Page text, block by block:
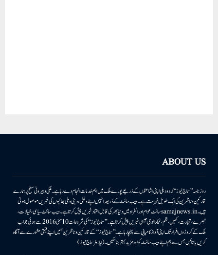
ABOUT US
روزنامہ ’’سماج نیوز‘‘ اُردو دہلی اپنی اشاعتوں کے ذریعے پورے ملک میں اہم خدمات انجام دے رہا ہے۔ ملکی وبیرونی سطح پر ہمارے
قارئین وناظرین کی ایک طویل فہرست ہے۔ ویب سائٹ کے ذریعہ انہیں اپنے وطنی، دینی وملی بھائیوں کی خبریں موصول ہوتی
ہیں۔samajnews.inسائٹ عوام اور انفراد میں دنیا بھر کی قابل اعتماد خبریں پیش کرتا ہے۔ ویب سائٹ سیاسی، خیالات،
تبصرے، تجارت، کھیل، فلم، ٹیکنالوجی جیسی خبریں پیش کرتا ہے۔ ’’سماج نیوز‘‘ کی شروعات 10مئی 2016 سے ہوئی جو اب
ملک کے کروڑوں افراد تک اپنی آواز کامیابی سے پہنچا رہا ہے۔ ’’سماج نیوز‘‘ کے قارئین وناظرین ہمیں اپنے قیمتی مشورے سے آگاہ
کریں یا بتائیں جس سے ہم اپنے ویب سائٹ کو اور مزید بہتر بناسکیں۔ (ایڈیٹر سماج نیوز)